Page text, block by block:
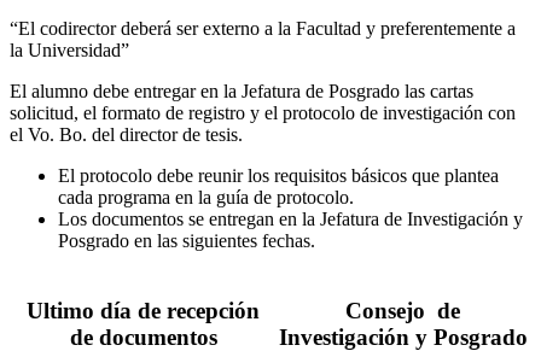
“El codirector deberá ser externo a la Facultad y preferentemente a
la Universidad”
El alumno debe entregar en la Jefatura de Posgrado las cartas
solicitud, el formato de registro y el protocolo de investigación con
el Vo. Bo. del director de tesis.
El protocolo debe reunir los requisitos básicos que plantea
cada programa en la guía de protocolo.
Los documentos se entregan en la Jefatura de Investigación y
Posgrado en las siguientes fechas.
Ultimo día de recepción
de documentos
Consejo de
Investigación y Posgrado